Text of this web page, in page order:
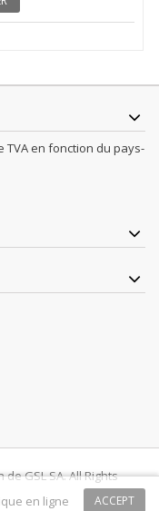
TVA en fonction du pays-
GSL SA. All Rights
ACCEPT
en ligne